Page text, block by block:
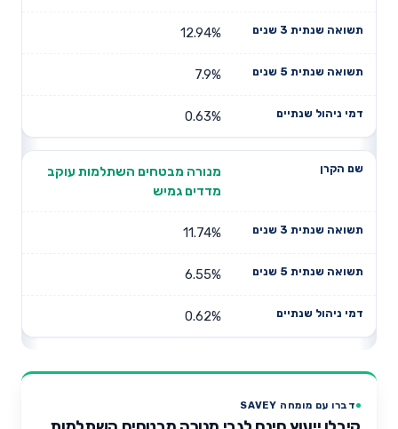
12.94%
7.9%
0.63%
מנורה מבטחים השתלמות עוקב
מדדים גמיש
11.74%
6.55%
0.62%
דברו עם מומחה SAVEY